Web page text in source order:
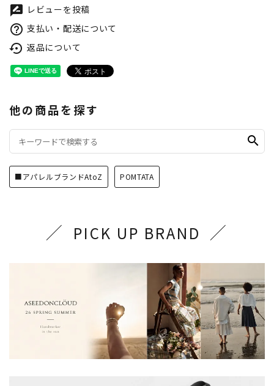
rate_review レビューを投稿
help_outline 支払い・配送について
settings_backup_restore 返品について
他の商品を探す
search
■アパレルブランドAtoZ POMTATA
PICK UP BRAND